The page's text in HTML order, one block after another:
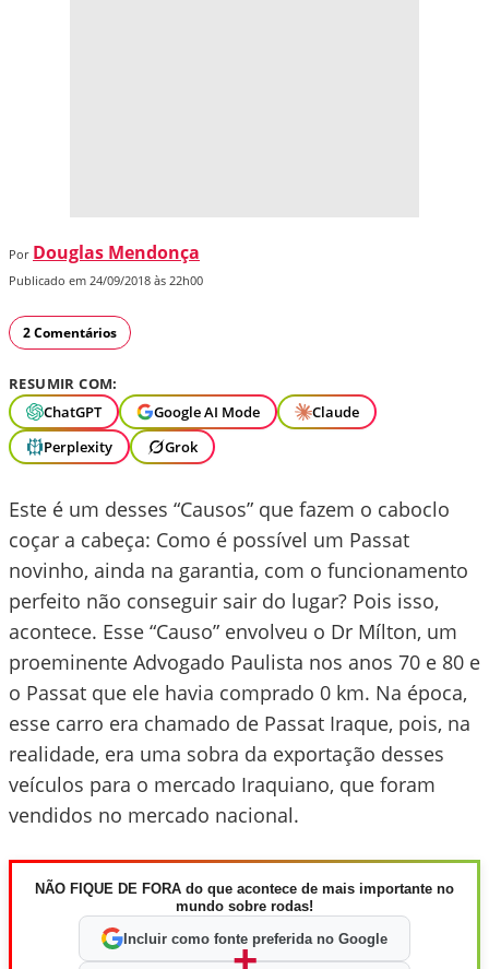
Por Douglas Mendonça
Publicado em 24/09/2018 às 22h00
2 Comentários
RESUMIR COM:
ChatGPT
Google AI Mode
Claude
Perplexity
Grok
Este é um desses “Causos” que fazem o caboclo
coçar a cabeça: Como é possível um Passat
novinho, ainda na garantia, com o funcionamento
perfeito não conseguir sair do lugar? Pois isso,
acontece. Esse “Causo” envolveu o Dr Mílton, um
proeminente Advogado Paulista nos anos 70 e 80 e
o Passat que ele havia comprado 0 km. Na época,
esse carro era chamado de Passat Iraque, pois, na
realidade, era uma sobra da exportação desses
veículos para o mercado Iraquiano, que foram
vendidos no mercado nacional.
NÃO FIQUE DE FORA do que acontece de mais importante no
mundo sobre rodas!
Incluir como fonte preferida no Google